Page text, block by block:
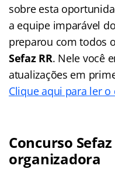
sobre esta
a equipe imparável
preparou com todos
Sefaz RR. Nele você
atualizações em
Clique aqui para ler
Concurso
organizadora